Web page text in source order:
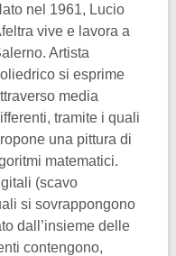
nel 1961, Lucio
vive e lavora a
Artista
si esprime
media
tramite i quali
una pittura di
matematici.
(scavo
si sovrappongono
dall’insieme delle
contengono,